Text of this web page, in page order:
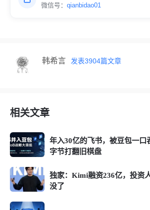
微信号： qianbidao01
韩希言 发表3904篇文章
相关文章
年入30亿的飞书，被豆包一口
字节打翻旧棋盘
独家：Kimi融资236亿，投资
没了